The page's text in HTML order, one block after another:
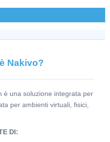
Nakivo?
è una soluzione integrata per
per ambienti virtuali, fisici,
DI: